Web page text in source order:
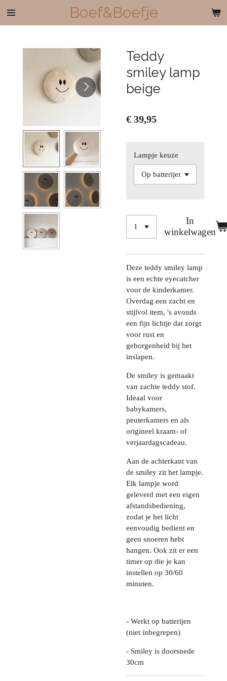
Ga
Boef&Boefje
Teddy
smiley lamp
beige
€ 39,95
Lampje keuze
In
winkelwagen
Deze teddy smiley lamp
is een echte eyecatcher
voor de kinderkamer.
Overdag een zacht en
stijlvol item, 's avonds
een fijn lichtje dat zorgt
voor rust en
geborgenheid bij het
inslapen.
De smiley is gemaakt
van zachte teddy stof.
Ideaal voor
babykamers,
peuterkamers en als
origineel kraam- of
verjaardagscadeau.
Aan de achterkant van
de smiley zit het lampje.
Elk lampje word
geleverd met een eigen
afstandsbediening,
zodat je het licht
eenvoudig bedient en
geen snoeren hebt
hangen. Ook zit er een
timer op die je kan
instellen op 30/60
minuten.
- Werkt op batterijen
(niet inbegrepen)
- Smiley is doorsnede
30cm